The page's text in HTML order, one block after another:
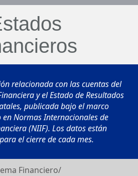
relacionada con las cuentas del
y el Estado de Resultados
publicada bajo el marco
Normas Internacionales de
(NIIF). Los datos están
el cierre de cada mes.
Financiero/